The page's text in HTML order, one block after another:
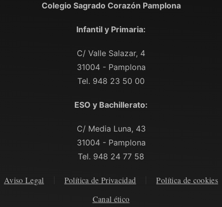
Colegio Sagrado Corazón Pamplona
Infantil y Primaria:
C/ Valle Salazar, 4
31004 - Pamplona
Tel. 948 23 50 00
ESO y Bachillerato:
C/ Media Luna, 43
31004 - Pamplona
Tel. 948 24 77 58
Aviso Legal Política de Privacidad
Política de cookies
Canal ético